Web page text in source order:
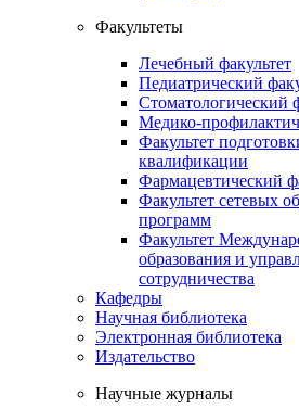
Факультеты
Лечебный факультет
Педиатрический
Стоматологический
Медико-
Факультет
квалификации
Фармацевтический
Факультет сетевых
программ
Факультет
образования и
сотрудничества
Кафедры
Научная библиотека
Электронная библиотека
Издательство
Научные журналы